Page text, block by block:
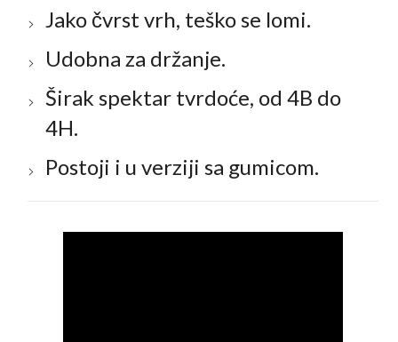
Jako čvrst vrh, teško se lomi.
Udobna za držanje.
Širak spektar tvrdoće, od 4B do
4H.
Postoji i u verziji sa gumicom.